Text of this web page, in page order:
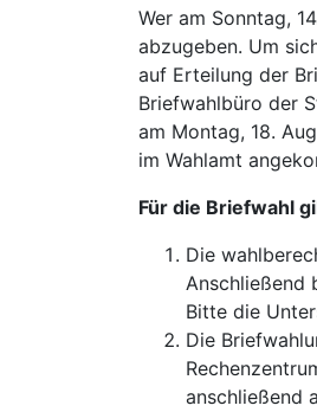
Wer am Sonntag,
abzugeben. Um
auf Erteilung der
Briefwahlbüro der
am Montag, 18.
im Wahlamt
Für die Briefwahl
Die
Anschließend
Bitte die
Die
anschließend